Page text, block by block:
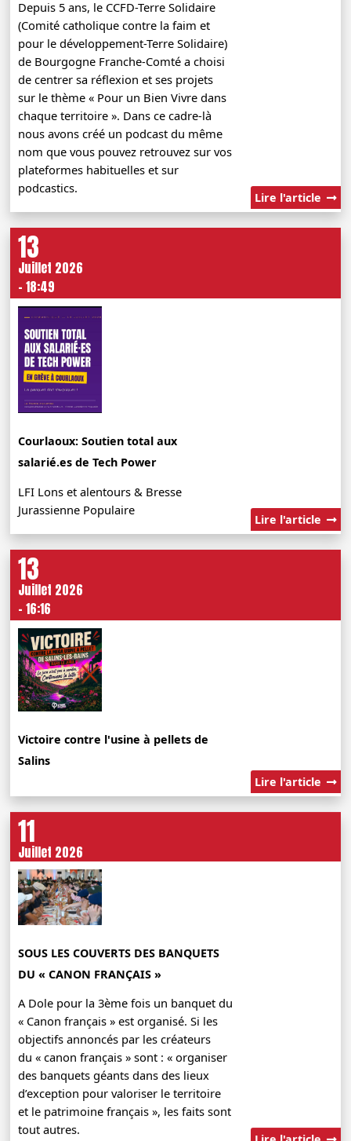
Depuis 5 ans, le CCFD-Terre Solidaire
(Comité catholique contre la faim et
pour le développement-Terre Solidaire)
de Bourgogne Franche-Comté a choisi
de centrer sa réflexion et ses projets
sur le thème « Pour un Bien Vivre dans
chaque territoire ». Dans ce cadre-là
nous avons créé un podcast du même
nom que vous pouvez retrouvez sur vos
plateformes habituelles et sur
podcastics.
Lire l'article
13
Juillet 2026
- 18:49
Courlaoux: Soutien total aux
salarié.es de Tech Power
LFI Lons et alentours & Bresse
Jurassienne Populaire
Lire l'article
13
Juillet 2026
- 16:16
Victoire contre l'usine à pellets de
Salins
Lire l'article
11
Juillet 2026
SOUS LES COUVERTS DES BANQUETS
DU « CANON FRANÇAIS »
A Dole pour la 3ème fois un banquet du
« Canon français » est organisé. Si les
objectifs annoncés par les créateurs
du « canon français » sont : « organiser
des banquets géants dans des lieux
d’exception pour valoriser le territoire
et le patrimoine français », les faits sont
tout autres.